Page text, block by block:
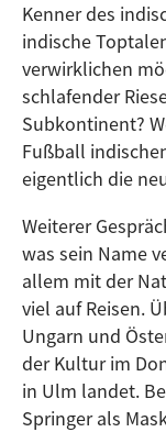
Kenner des
indische
verwirklichen
schlafender
Subkontinent?
Fußball
eigentlich die
Weiterer
was sein Name
allem mit der
viel auf Reisen.
Ungarn und
der Kultur im
in Ulm landet.
Springer als